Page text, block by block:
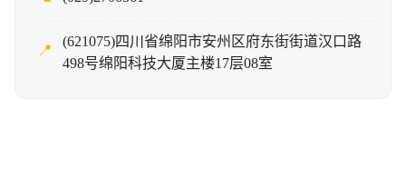
📍
(621075)四川省绵阳市安州区府东街街道汉口路
498号绵阳科技大厦主楼17层08室